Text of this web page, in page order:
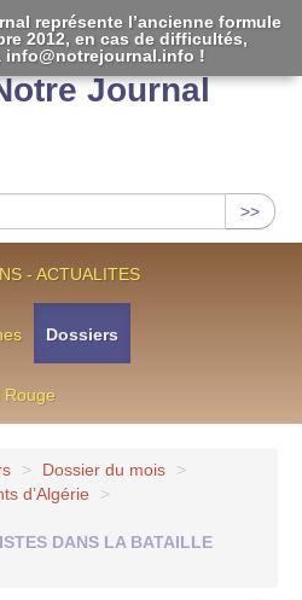
Journal
>>
- ACTUALITES
Dossiers
Rouge
> Dossier du mois
>
d’Algérie
>
DANS LA BATAILLE
représente l’ancienne formule
2012, en cas de difficultés,
info@notrejournal.info !